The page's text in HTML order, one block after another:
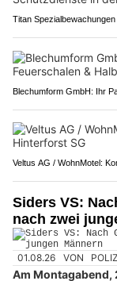
Titan
Blechumform GmbH: Ihr
Veltus AG / WohnMotel:
Siders VS:
nach zwei
01.08.26 VON
Am Montagabend,